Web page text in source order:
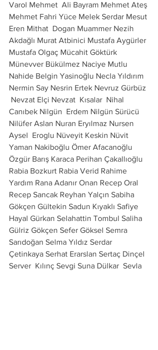
Varol Mehmet  Ali Bayram Mehmet Ateş
Mehmet Fahri Yüce Melek Serdar Mesut
Eren Mithat  Dogan Muammer Nezih
Akdağlı Murat Atbinici Mustafa Aygürler
Mustafa Olgaç Mücahit Göktürk
Münevver Bükülmez Naciye Mutlu
Nahide Belgin Yasinoğlu Necla Yıldırım
Nermin Say Nesrin Ertek Nevruz Gürbüz
Nevzat Elçi Nevzat  Kısalar  Nihal
Canıbek Nilgün  Erdem Nilgün Sürücü
Nilüfer Aslan Nuran Eryılmaz Nursen
Aysel  Eroglu Nüveyit Keskin Nüvit
Yaman Nakiboğlu Ömer Afacanoğlu
Özgür Barış Karaca Perihan Çakallıoğlu
Rabia Bozkurt Rabia Verid Rahime
Yardım Rana Adanır Onan Recep Oral
Recep Sancak Reyhan Yalçın Sabiha
Gökçen Gültekin Sadun Kıyaklı Safiye
Hayal Gürkan Selahattin Tombul Saliha
Gülriz Gökçen Sefer Göksel Semra
Sarıdoğan Selma Yıldız Serdar
Çetinkaya Serhat Erarslan Sertaç Dinçel
Server  Kılınç Sevgi Suna Dülkar  Sevla